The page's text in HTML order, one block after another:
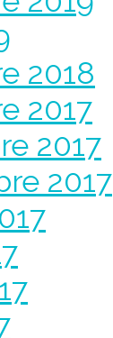
2018
2017
2017
2017